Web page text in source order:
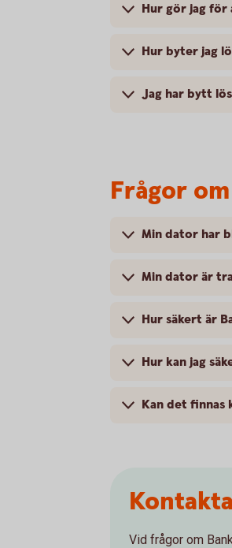
Hur gör jag för
Hur byter jag
Jag har bytt
Frågor
Min dator har
Min dator är
Hur säkert är
Hur kan jag
Kan det
Vid frågor om